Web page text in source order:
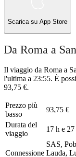
Scarica su App Store
Da Roma a
Il viaggio da Roma a
l'ultima a 23:55. È
93,75 €.
Prezzo più
basso
93,75 €
Durata del
viaggio
17 h e
Connessione
SAS,
Lauda,